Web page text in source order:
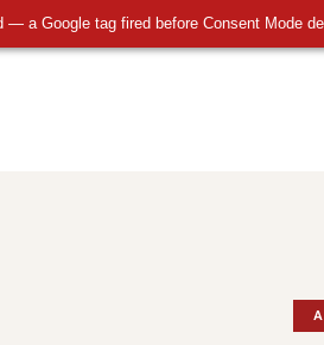
a Google tag fired before Consent Mode